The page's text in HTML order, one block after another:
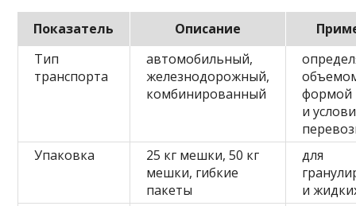
Показатель Описание
Тип
транспорта
автомобильный,
железнодорожный,
комбинированный
формой
и
Упаковка
25 кг мешки, 50 кг
мешки, гибкие
пакеты
для
и